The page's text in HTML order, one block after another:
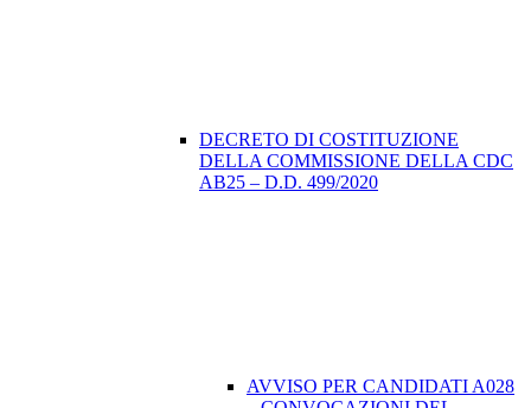
DECRETO DI COSTITUZIONE
DELLA COMMISSIONE DELLA CDC
AB25 – D.D. 499/2020
AVVISO PER CANDIDATI A028